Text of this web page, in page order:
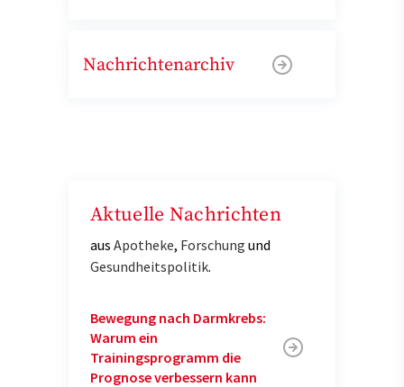
Nachrichtenarchiv
Aktuelle Nachrichten
aus Apotheke, Forschung und
Gesundheitspolitik.
Bewegung nach Darmkrebs:
Warum ein
Trainingsprogramm die
Prognose verbessern kann